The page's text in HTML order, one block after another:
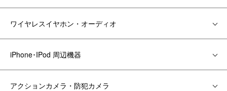
ワイヤレスイヤホン・オーディオ
iPhone･IPod 周辺機器
アクションカメラ・防犯カメラ